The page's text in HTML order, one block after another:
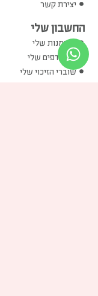
יצירת קשר
החשבון שלי
ההזמנות שלי
המועדפים שלי
שוברי הזיכוי שלי